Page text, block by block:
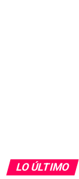
LO ÚLTIMO